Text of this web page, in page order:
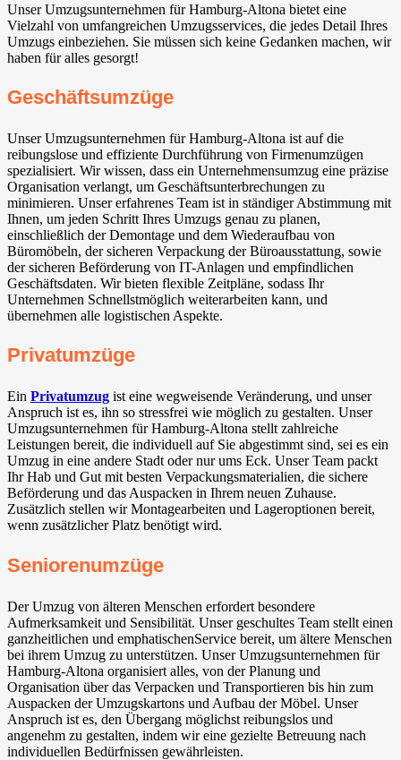
Unser Umzugsunternehmen für Hamburg-Altona bietet eine
Vielzahl von umfangreichen Umzugsservices, die jedes Detail Ihres
Umzugs einbeziehen. Sie müssen sich keine Gedanken machen, wir
haben für alles gesorgt!
Geschäftsumzüge
Unser Umzugsunternehmen für Hamburg-Altona ist auf die
reibungslose und effiziente Durchführung von Firmenumzügen
spezialisiert. Wir wissen, dass ein Unternehmensumzug eine präzise
Organisation verlangt, um Geschäftsunterbrechungen zu
minimieren. Unser erfahrenes Team ist in ständiger Abstimmung mit
Ihnen, um jeden Schritt Ihres Umzugs genau zu planen,
einschließlich der Demontage und dem Wiederaufbau von
Büromöbeln, der sicheren Verpackung der Büroausstattung, sowie
der sicheren Beförderung von IT-Anlagen und empfindlichen
Geschäftsdaten. Wir bieten flexible Zeitpläne, sodass Ihr
Unternehmen Schnellstmöglich weiterarbeiten kann, und
übernehmen alle logistischen Aspekte.
Privatumzüge
Ein Privatumzug ist eine wegweisende Veränderung, und unser
Anspruch ist es, ihn so stressfrei wie möglich zu gestalten. Unser
Umzugsunternehmen für Hamburg-Altona stellt zahlreiche
Leistungen bereit, die individuell auf Sie abgestimmt sind, sei es ein
Umzug in eine andere Stadt oder nur ums Eck. Unser Team packt
Ihr Hab und Gut mit besten Verpackungsmaterialien, die sichere
Beförderung und das Auspacken in Ihrem neuen Zuhause.
Zusätzlich stellen wir Montagearbeiten und Lageroptionen bereit,
wenn zusätzlicher Platz benötigt wird.
Seniorenumzüge
Der Umzug von älteren Menschen erfordert besondere
Aufmerksamkeit und Sensibilität. Unser geschultes Team stellt einen
ganzheitlichen und emphatischenService bereit, um ältere Menschen
bei ihrem Umzug zu unterstützen. Unser Umzugsunternehmen für
Hamburg-Altona organisiert alles, von der Planung und
Organisation über das Verpacken und Transportieren bis hin zum
Auspacken der Umzugskartons und Aufbau der Möbel. Unser
Anspruch ist es, den Übergang möglichst reibungslos und
angenehm zu gestalten, indem wir eine gezielte Betreuung nach
individuellen Bedürfnissen gewährleisten.